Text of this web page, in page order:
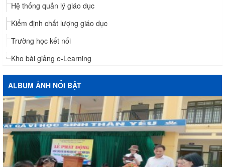
Hệ thống quản lý giáo dục
Kiểm định chất lượng giáo dục
Trường học kết nối
Kho bài giảng e-Learning
ALBUM ẢNH NỔI BẬT